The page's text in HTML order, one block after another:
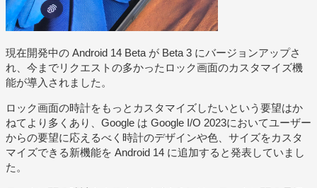
現在開発中の Android 14 Beta が Beta 3 にバージョンアップさ
れ、今までリクエストの多かったロック画面のカスタマイズ機
能が導入されました。
ロック画面の時計をもっとカスタマイズしたいという要望はか
ねてより多くあり、Google は Google I/O 2023においてユーザー
からの要望に応えるべく時計のデザインや色、サイズをカスタ
マイズできる新機能を Android 14 に追加すると発表していまし
た。